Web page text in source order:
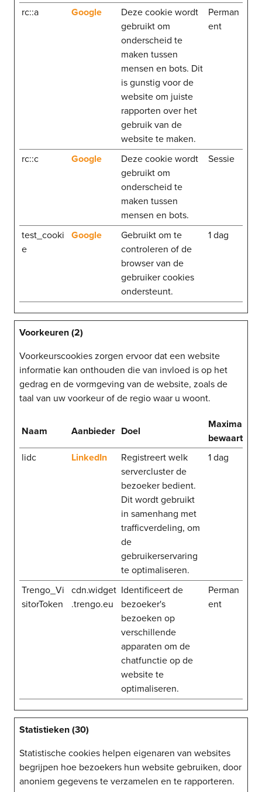
rc::a Google
Deze cookie wordt
gebruikt om
onderscheid te
maken tussen
mensen en bots. Dit
is gunstig voor de
website om juiste
rapporten over het
gebruik van de
website te maken.
Perman
ent
rc::c Google
Deze cookie wordt
gebruikt om
onderscheid te
maken tussen
mensen en bots.
Sessie
test_cooki
e
Google
Gebruikt om te
controleren of de
browser van de
gebruiker cookies
ondersteunt.
1 dag
Voorkeuren (2)
Voorkeurscookies zorgen ervoor dat een website
informatie kan onthouden die van invloed is op het
gedrag en de vormgeving van de website, zoals de
taal van uw voorkeur of de regio waar u woont.
Naam Aanbieder Doel
Maximale
lidc
LinkedIn
Registreert welk
servercluster de
bezoeker bedient.
Dit wordt gebruikt
in samenhang met
trafficverdeling, om
de
gebruikerservaring
te optimaliseren.
1 dag
Trengo_Vi
sitorToken
cdn.widget
.trengo.eu
Identificeert de
bezoeker's
bezoeken op
verschillende
apparaten om de
chatfunctie op de
website te
optimaliseren.
Perman
ent
Statistieken (30)
Statistische cookies helpen eigenaren van websites
begrijpen hoe bezoekers hun website gebruiken, door
anoniem gegevens te verzamelen en te rapporteren.